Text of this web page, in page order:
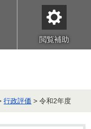
閲覧補助
行政評価 > 令和2年度